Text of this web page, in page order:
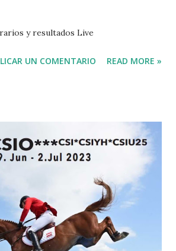
y resultados Live
UN COMENTARIO READ MORE »